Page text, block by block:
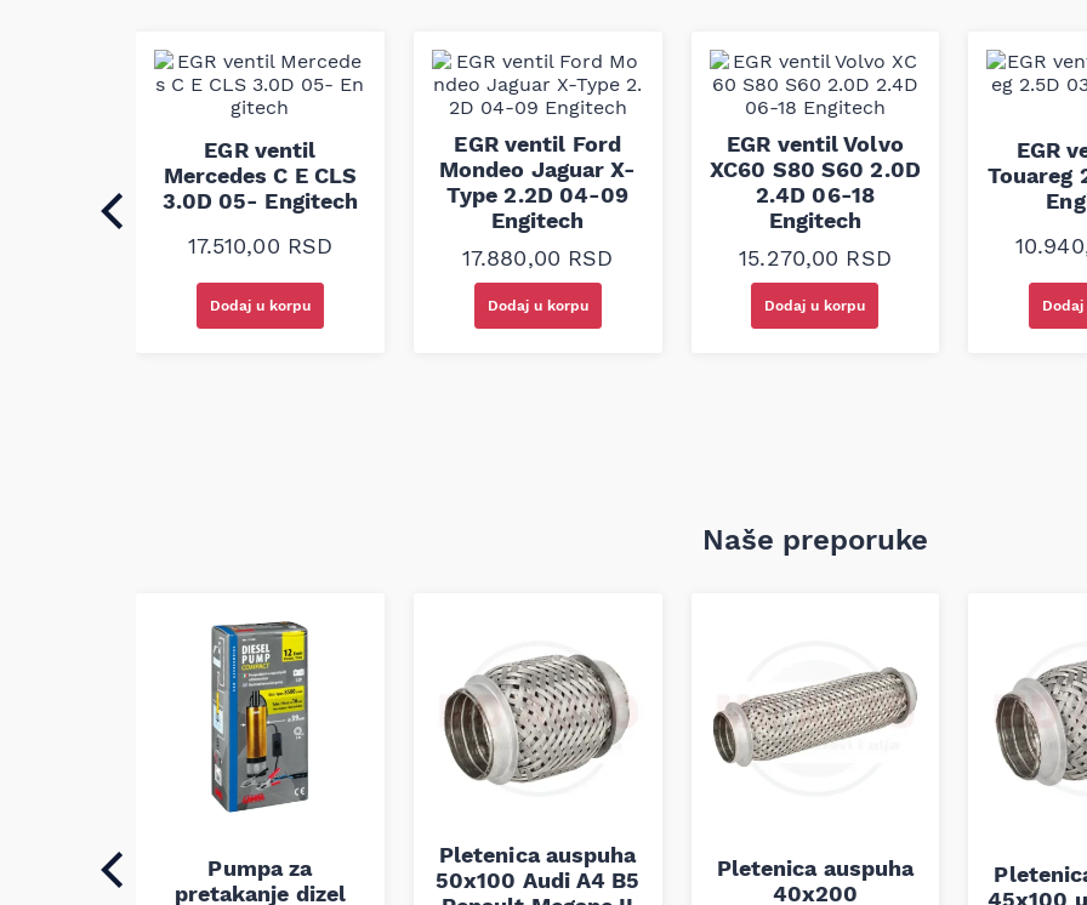
EGR ventil
Mercedes C E CLS
3.0D 05- Engitech
17.510,00 RSD
Dodaj u korpu
EGR ventil Ford
Mondeo Jaguar X-
Type 2.2D 04-09
Engitech
17.880,00 RSD
Dodaj u korpu
EGR ventil Volvo
XC60 S80 S60 2.0D
2.4D 06-18
Engitech
15.270,00 RSD
Dodaj u korpu
EGR
Touareg
Naše preporuke
Pumpa za
pretakanje dizel
Pletenica auspuha
50x100 Audi A4 B5
Pletenica auspuha
40x200
45x100